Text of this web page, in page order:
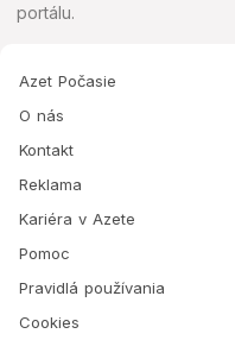
portálu.
Azet Počasie
O nás
Kontakt
Reklama
Kariéra v Azete
Pomoc
Pravidlá používania
Cookies